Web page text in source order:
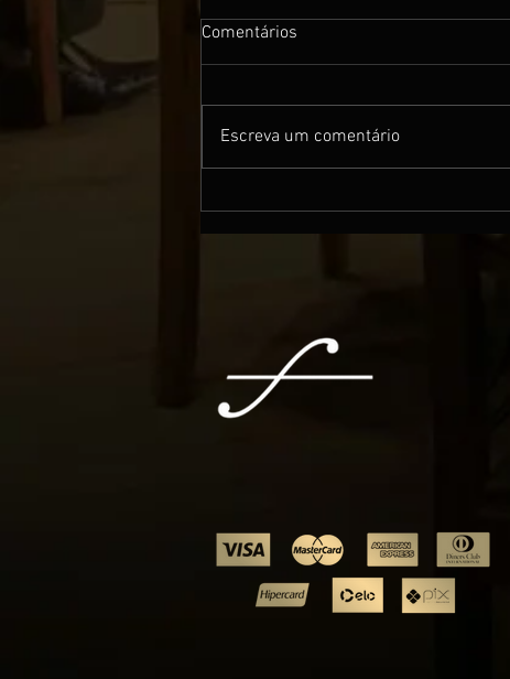
Comentários
Escreva um comentário